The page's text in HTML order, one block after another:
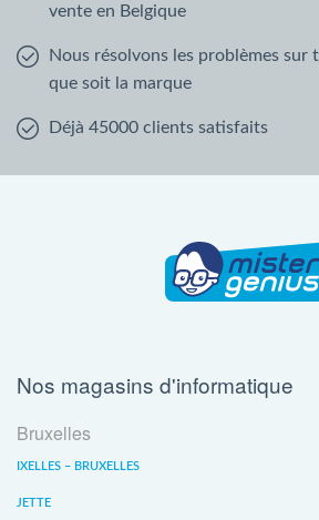
vente en Belgique
Nous résolvons les problèmes sur
que soit la marque
Déjà 45000 clients satisfaits
Nos magasins d'informatique
Bruxelles
IXELLES – BRUXELLES
JETTE